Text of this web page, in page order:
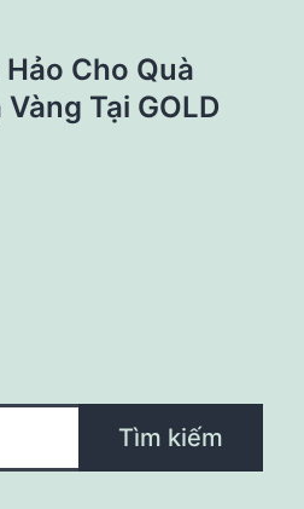
Cho Quà
Tại GOLD
Tìm kiếm